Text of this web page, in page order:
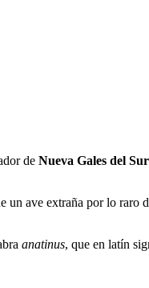
de Nueva Gales del Sur
un ave extraña por lo raro
anatinus, que en latín